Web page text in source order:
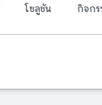
โซลูชัน กิจกร